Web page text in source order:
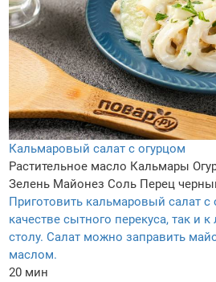
Кальмаровый салат с огурцом
Растительное масло Кальмары
Зелень Майонез Соль Перец
Приготовить кальмаровый салат
качестве сытного перекуса, так и
столу. Салат можно заправить
маслом.
20 мин